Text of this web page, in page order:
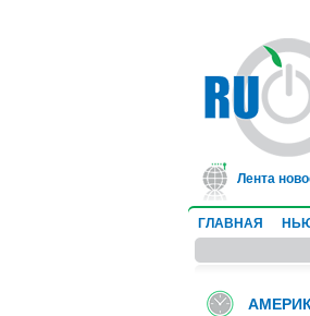
Лента
В Техасе врач-ревматолог
ГЛАВНАЯ